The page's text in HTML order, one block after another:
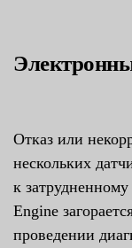
Отказ или
нескольких
к
Engine
проведении